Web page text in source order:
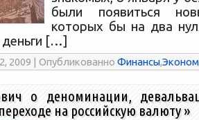
были появиться
которых бы на два
[…]
2009 | Опубликованно Финансы,
о деноминации,
на российскую валюту»